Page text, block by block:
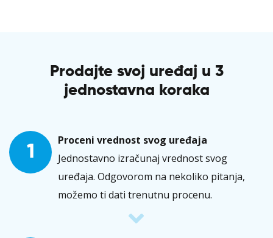
Prodajte svoj uređaj u 3
jednostavna koraka
1
Proceni vrednost svog uređaja
Jednostavno izračunaj vrednost svog
uređaja. Odgovorom na nekoliko pitanja,
možemo ti dati trenutnu procenu.